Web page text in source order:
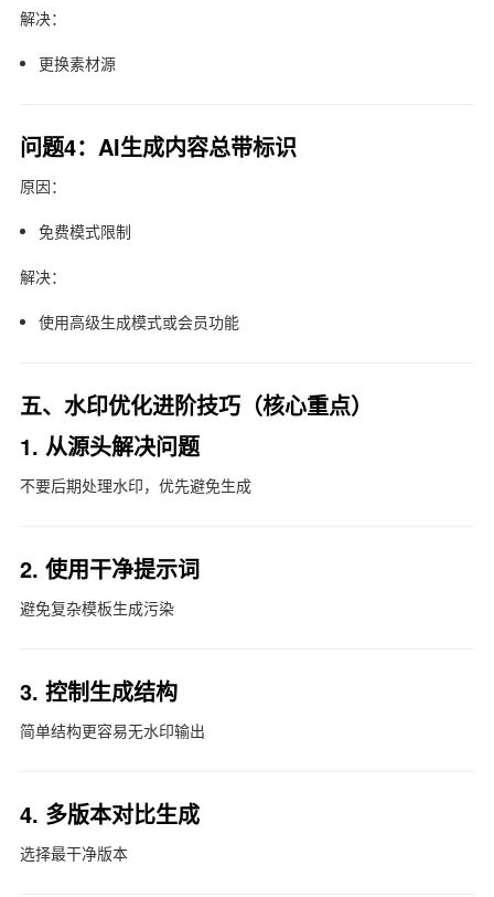
解决：
更换素材源
问题4：AI生成内容总带标识
原因：
免费模式限制
解决：
使用高级生成模式或会员功能
五、水印优化进阶技巧（核心重点）
1. 从源头解决问题
不要后期处理水印，优先避免生成
2. 使用干净提示词
避免复杂模板生成污染
3. 控制生成结构
简单结构更容易无水印输出
4. 多版本对比生成
选择最干净版本